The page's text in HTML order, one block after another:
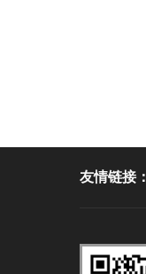
友情链接：